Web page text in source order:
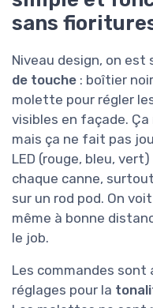
sans
Niveau design, on est
de touche : boîtier
molette pour régler
visibles en façade.
mais ça ne fait pas
LED (rouge, bleu,
chaque canne,
sur un rod pod. On
même à bonne
le job.
Les commandes sont
réglages pour la